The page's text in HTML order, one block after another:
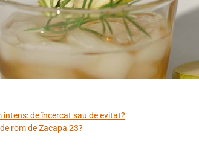
intens: de încercat sau de evitat?
rom de Zacapa 23?